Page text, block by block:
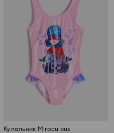
Купальник Miraculous